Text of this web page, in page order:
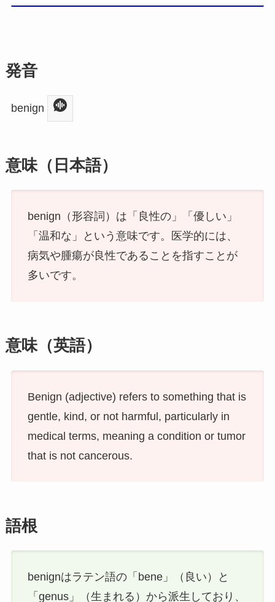
発音
benign
意味（日本語）
benign（形容詞）は「良性の」「優しい」
「温和な」という意味です。医学的には、
病気や腫瘍が良性であることを指すことが
多いです。
意味（英語）
Benign (adjective) refers to something that is
gentle, kind, or not harmful, particularly in
medical terms, meaning a condition or tumor
that is not cancerous.
語根
benignはラテン語の「bene」（良い）と
「genus」（生まれる）から派生しており、